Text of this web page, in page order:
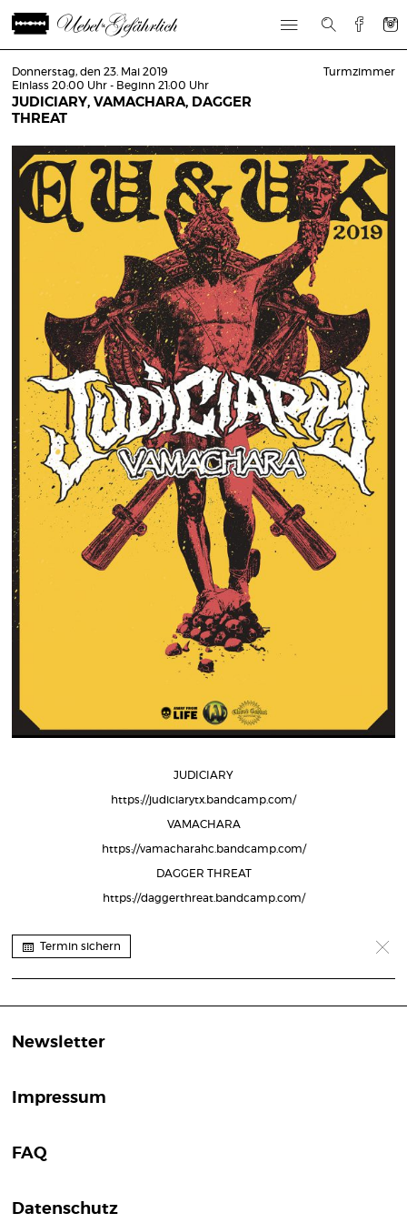
Donnerstag, den 23. Mai 2019
Einlass 20:00 Uhr - Beginn 21:00 Uhr
JUDICIARY, VAMACHARA, DAGGER
THREAT
Turmzimmer
JUDICIARY
https://judiciarytx.bandcamp.com/
VAMACHARA
https://vamacharahc.bandcamp.com/
DAGGER THREAT
https://daggerthreat.bandcamp.com/
Termin sichern
Newsletter
Impressum
FAQ
Datenschutz